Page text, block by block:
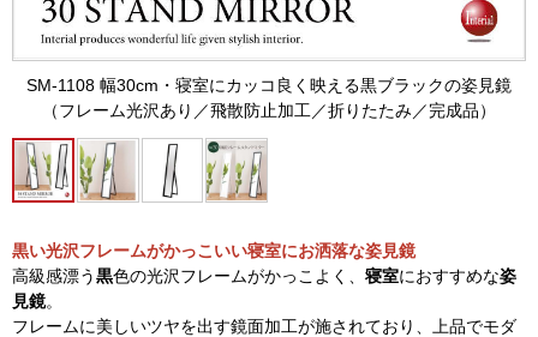
SM-1108 幅30cm・寝室にカッコ良く映える黒ブラックの姿見鏡
（フレーム光沢あり／飛散防止加工／折りたたみ／完成品）
黒い光沢フレームがかっこいい寝室にお洒落な姿見鏡
高級感漂う黒色の光沢フレームがかっこよく、 寝室におすすめな姿
見鏡。
フレームに美しいツヤを出す鏡面加工が施されており、上品でモダ